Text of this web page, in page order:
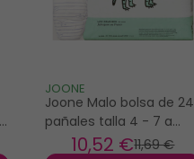
JOONE
Joone Malo bolsa de 24
pañales talla 4 - 7 a
14kg
11,69 €
10,52 €